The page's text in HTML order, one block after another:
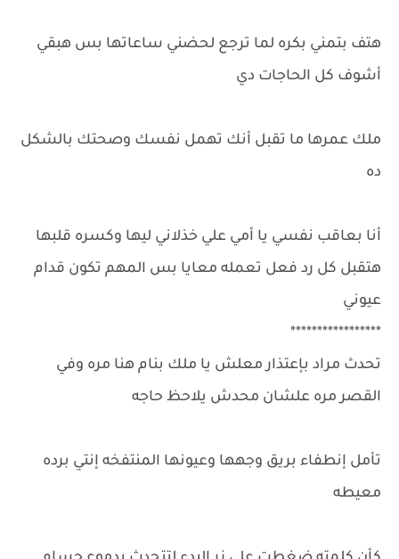
هتف بتمني بكره لما ترجع لحضني ساعاتها بس هبقي
أشوف كل الحاجات دي
ملك عمرها ما تقبل أنك تهمل نفسك وصحتك بالشكل
ده
أنا بعاقب نفسي يا أمي علي خذلاني ليها وكسره قلبها
هتقبل كل رد فعل تعمله معايا بس المهم تكون قدام
عيوني
*****************
تحدث مراد بإعتذار معلش يا ملك بنام هنا مره وفي
القصر مره علشان محدش يلاحظ حاجه
تأمل إنطفاء بريق وجهها وعيونها المنتفخه إنتي برده
معيطه